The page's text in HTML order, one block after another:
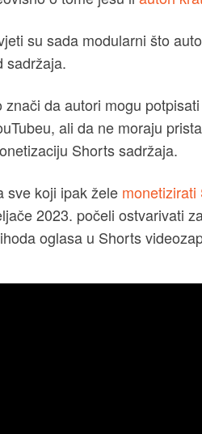
su sada modularni što
sadržaja.
znači da autori mogu
ali da ne moraju
Shorts sadržaja.
sve koji ipak žele monetizirati
2023. počeli ostvarivati
oglasa u Shorts